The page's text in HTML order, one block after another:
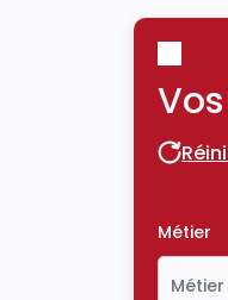
Métier